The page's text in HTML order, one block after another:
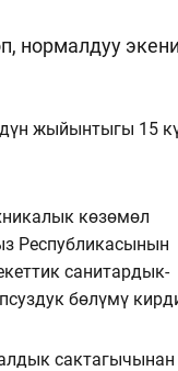
нормалдуу
жыйынтыгы 15
көзөмөл
Республикасынын
санитардык-
бөлүмү
сактагычынан